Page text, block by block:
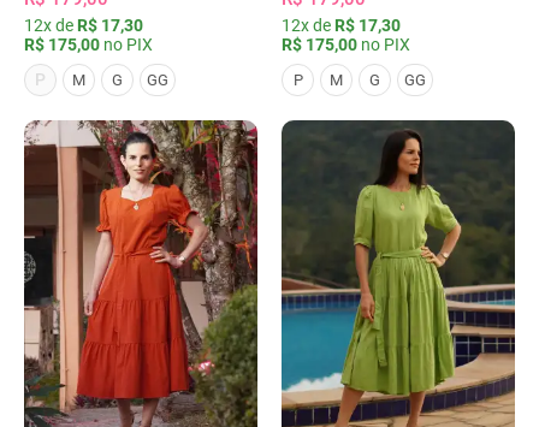
12x de R$ 17,30
R$ 175,00 no PIX
P
M G GG
12x de R$ 17,30
R$ 175,00 no PIX
P M G GG